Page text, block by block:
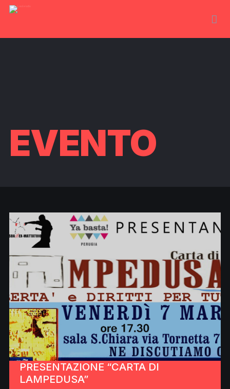
EVENTO
PRESENTAZIONE “CARTA DI
LAMPEDUSA”